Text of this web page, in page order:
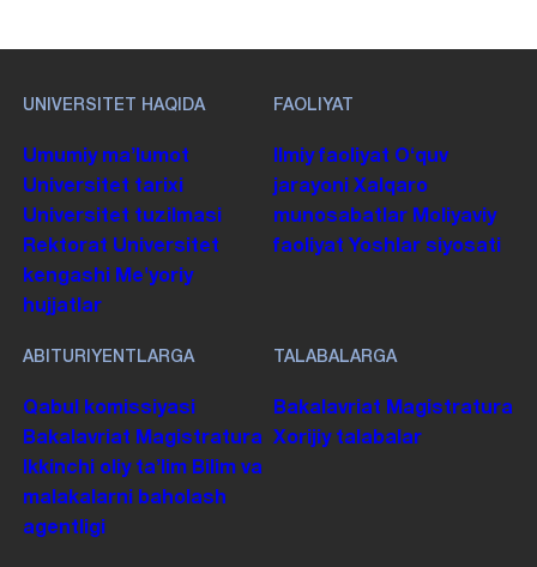
UNIVERSITET HAQIDA
Umumiy maʼlumot
Universitet tarixi
Universitet tuzilmasi
Rektorat Universitet
kengashi Me'yoriy
hujjatlar
FAOLIYAT
Ilmiy faoliyat Oʻquv
jarayoni Xalqaro
munosabatlar Moliyaviy
faoliyat Yoshlar siyosati
ABITURIYENTLARGA
Qabul komissiyasi
Bakalavriat Magistratura
Ikkinchi oliy taʼlim Bilim va
malakalarni baholash
agentligi
TALABALARGA
Bakalavriat Magistratura
Xorijiy talabalar